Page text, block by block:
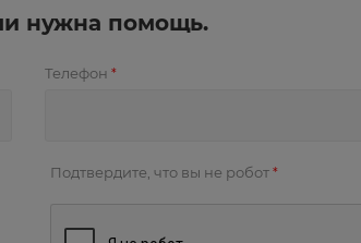
нужна помощь.
Телефон*
Подтвердите, что вы не робот *